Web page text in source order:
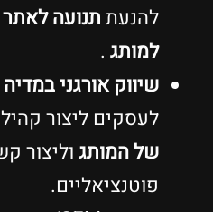
להנעתתנועה לאתר
למותג .
שיווק אורגני
לעסקים ליצור
של המותגוליצור
פוטנציאליים.